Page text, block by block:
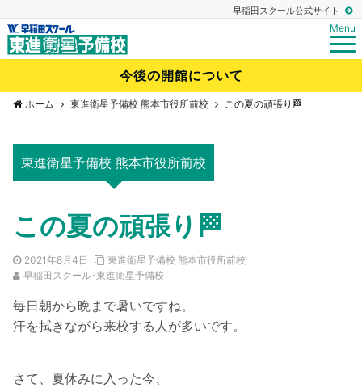
早稲田スクール公式サイト
Menu
今後の開館について
ホーム 東進衛星予備校 熊本市役所前校 この夏の頑張り🏁
東進衛星予備校 熊本市役所前校
この夏の頑張り🏁
2021年8月4日
東進衛星予備校 熊本市役所前校
早稲田スクール･東進衛星予備校
毎日朝から晩まで暑いですね。
汗を拭きながら来校する人が多いです。
さて、夏休みに入った今、